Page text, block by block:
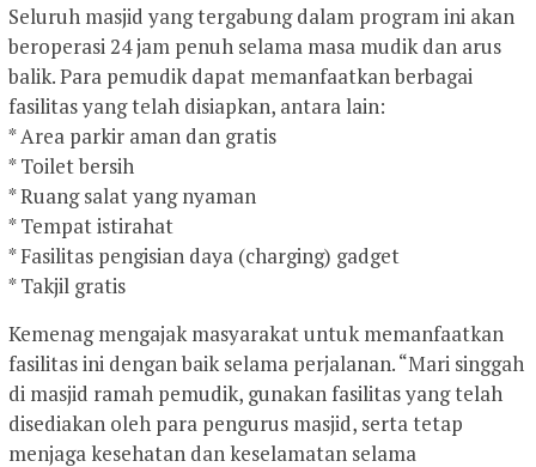
Seluruh masjid yang tergabung dalam program ini akan
beroperasi 24 jam penuh selama masa mudik dan arus
balik. Para pemudik dapat memanfaatkan berbagai
fasilitas yang telah disiapkan, antara lain:
* Area parkir aman dan gratis
* Toilet bersih
* Ruang salat yang nyaman
* Tempat istirahat
* Fasilitas pengisian daya (charging) gadget
* Takjil gratis
Kemenag mengajak masyarakat untuk memanfaatkan
fasilitas ini dengan baik selama perjalanan. “Mari singgah
di masjid ramah pemudik, gunakan fasilitas yang telah
disediakan oleh para pengurus masjid, serta tetap
menjaga kesehatan dan keselamatan selama